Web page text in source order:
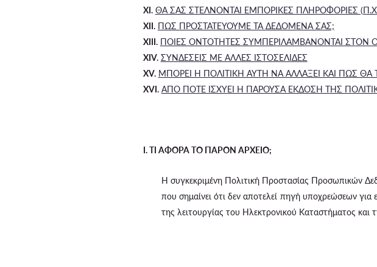
XI. ΘΑ ΣΑΣ ΣΤΕΛΝΟΝΤΑΙ ΕΜΠΟΡΙΚΕΣ ΠΛΗΡΟΦΟΡΙΕΣ
XII. ΠΩΣ ΠΡΟΣΤΑΤΕΥΟΥΜΕ ΤΑ ΔΕΔΟΜΕΝΑ ΣΑΣ;
XIII. ΠΟΙΕΣ ΟΝΤΟΤΗΤΕΣ ΣΥΜΠΕΡΙΛΑΜΒΑΝΟΝΤΑΙ ΣΤΟΝ
XIV. ΣΥΝΔΕΣΕΙΣ ΜΕ ΑΛΛΕΣ ΙΣΤΟΣΕΛΙΔΕΣ
XV. ΜΠΟΡΕΙ Η ΠΟΛΙΤΙΚΗ ΑΥΤΗ ΝΑ ΑΛΛΑΞΕΙ ΚΑΙ ΠΩΣ ΘΑ
XVI. ΑΠΟ ΠΟΤΕ ΙΣΧΥΕΙ Η ΠΑΡΟΥΣΑ ΕΚΔΟΣΗ ΤΗΣ
I. ΤΙ ΑΦΟΡΑ ΤΟ ΠΑΡΟΝ ΑΡΧΕΙΟ;
Η συγκεκριμένη Πολιτική Προστασίας Προσωπικών
που σημαίνει ότι δεν αποτελεί πηγή υποχρεώσεων για
της λειτουργίας του Ηλεκτρονικού Καταστήματος